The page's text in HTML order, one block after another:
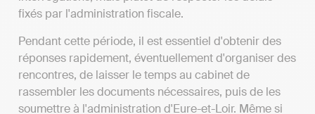
fixés par l'administration fiscale.
Pendant cette période, il est essentiel d'obtenir des
réponses rapidement, éventuellement d'organiser des
rencontres, de laisser le temps au cabinet de
rassembler les documents nécessaires, puis de les
soumettre à l'administration d'Eure-et-Loir. Même si